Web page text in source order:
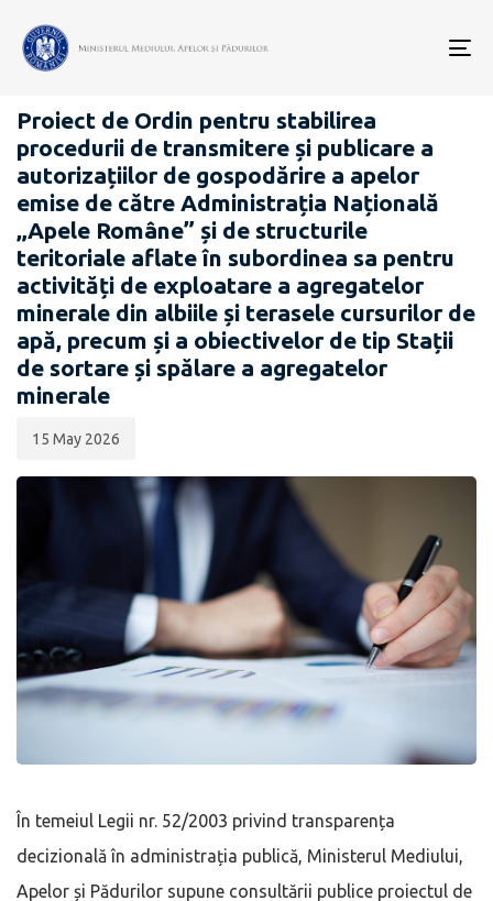
PROIECTE ACTE NORMATIVE
Proiect de Ordin pentru stabilirea
procedurii de transmitere și publicare a
autorizațiilor de gospodărire a apelor
emise de către Administrația Națională
„Apele Române” și de structurile
teritoriale aflate în subordinea sa pentru
activități de exploatare a agregatelor
minerale din albiile și terasele cursurilor de
apă, precum și a obiectivelor de tip Stații
de sortare și spălare a agregatelor
minerale
publicării:
15 May 2026
În temeiul Legii nr. 52/2003 privind transparența
decizională în administrația publică, Ministerul Mediului,
Apelor și Pădurilor supune consultării publice proiectul de